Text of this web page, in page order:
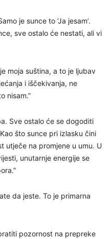
je sunce to ‘Ja jesam’.
sve ostalo će nestati, ali vi
moja suština, a to je ljubav
i iščekivanja, ne
nisam.”
Sve ostalo će se dogoditi
što sunce pri izlasku čini
utječe na promjene u umu. U
unutarnje energije se
da jeste. To je primarna
pozornost na prepreke